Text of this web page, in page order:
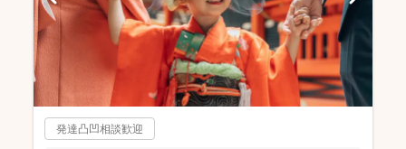
発達凸凹相談歓迎